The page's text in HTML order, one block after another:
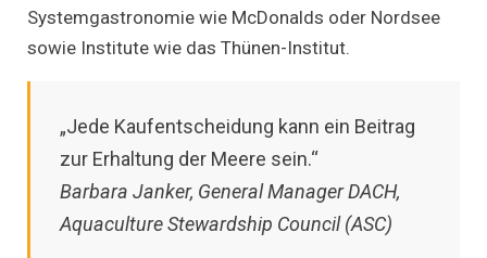
Systemgastronomie wie McDonalds oder Nordsee
sowie Institute wie das Thünen-Institut.
„Jede Kaufentscheidung kann ein Beitrag
zur Erhaltung der Meere sein.“
Barbara Janker, General Manager DACH,
Aquaculture Stewardship Council (ASC)